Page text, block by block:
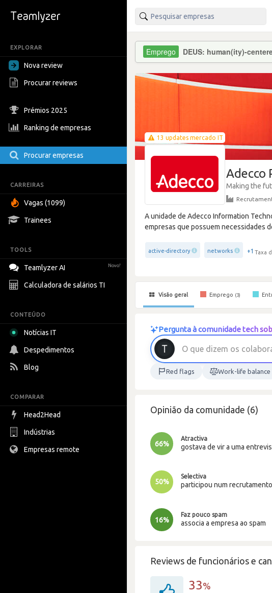
EXPLORAR
Nova review
Procurar reviews
Prémios 2025
Ranking de empresas
Procurar empresas
CARREIRAS
Vagas (1099)
Trainees
TOOLS
Teamlyzer AI Novo!
Calculadora de salários TI
CONTEÚDO
Notícias IT
Despedimentos
Blog
COMPARAR
Head2Head
Indústrias
Empresas remote
DEUS: human(ity)-
13 updates mercado IT
Adecco
Making the
A unidade de Adecco Information
empresas que possuem necessidades
active-directory networks +1 Taxa
Visão geral Emprego (3)
Pergunta à comunidade tech
O que d izem os colabor
Red flags Work-life balance
Opinião da comunidade (6)
66%
Atractiva
gostava de vir a uma
50%
Selectiva
participou num recrutamento
16%
Faz pouco spam
associa a empresa ao spam
Reviews de funcionários e
33%